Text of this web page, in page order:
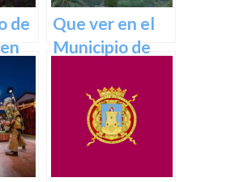
de
Que ver en el
Municipio de
Murcia en
Murcia